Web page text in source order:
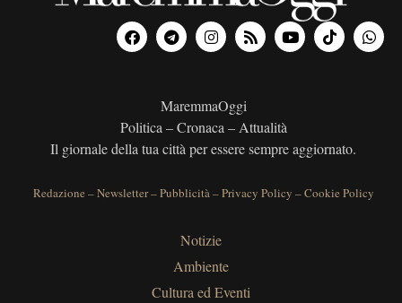
MaremmaOggi
Politica – Cronaca – Attualità
Il giornale della tua città per essere sempre aggiornato.
Redazione –Newsletter–Pubblicità–Privacy Policy –Cookie Policy
Notizie
Ambiente
Cultura ed Eventi